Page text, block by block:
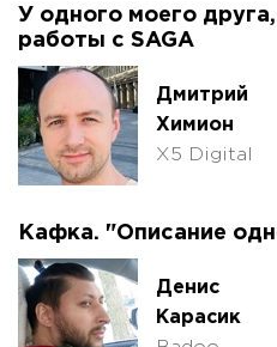
У одного моего
работы с SAGA
Дмитрий
Химион
X5 Digital
Кафка. "Описание
Денис
Карасик